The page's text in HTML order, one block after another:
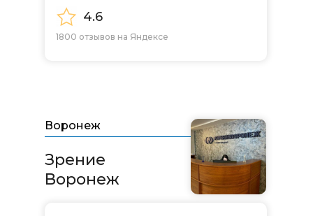
4.6
1800 отзывов на Яндексе
Воронеж
Зрение
Воронеж